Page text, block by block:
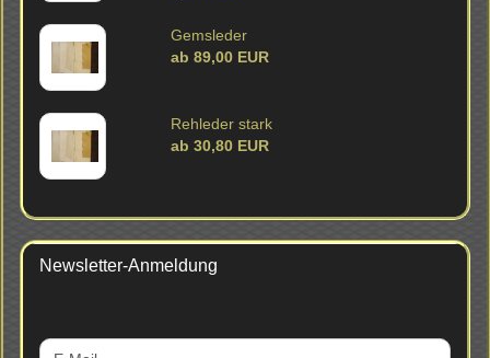
Gems­le­der
ab 89,00 EUR
Reh­le­der stark
ab 30,80 EUR
Newsletter-Anmeldung
WEITER